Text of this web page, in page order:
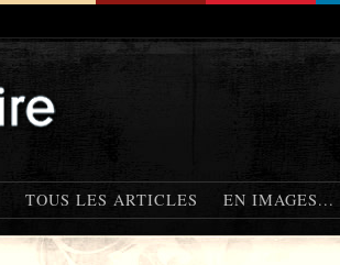
TOUS LES ARTICLES EN IMAGES...